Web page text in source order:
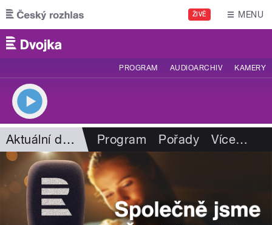
Přejít k hlavnímu obsahu
ŽIVĚ MENU
PROGRAM AUDIOARCHIV KAMERY
Aktuální dění Program Pořady Více…